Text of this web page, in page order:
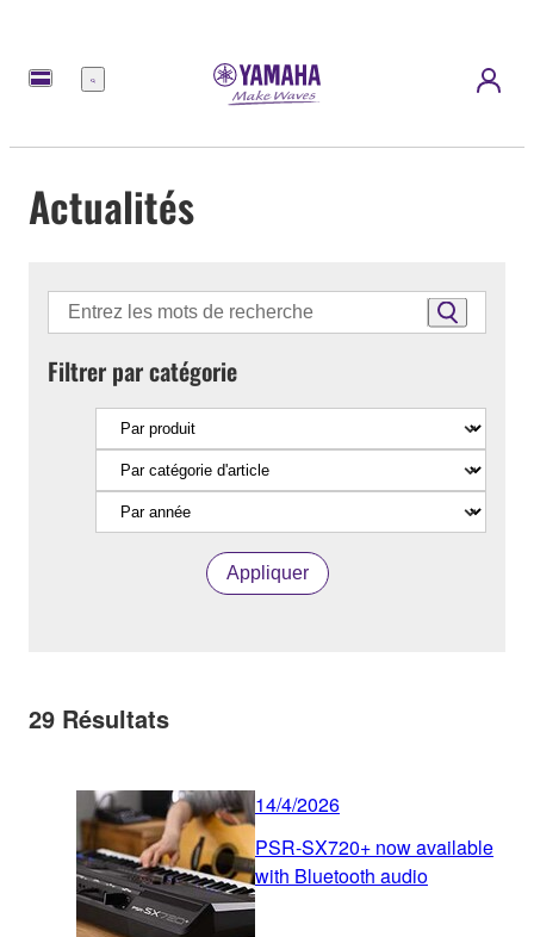
Menu
Actualités
Filtrer par catégorie
Appliquer
29 Résultats
14/4/2026
PSR-SX720+ now available
with Bluetooth audio